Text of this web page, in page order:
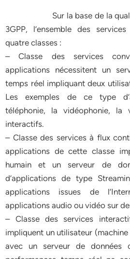
Sur la base de la qualité
3GPP, l’ensemble des
quatre classes :
– Classe des services
applications nécessitent un
temps réel impliquant deux
Les exemples de ce type
téléphonie, la vidéophonie,
interactifs.
– Classe des services à flux
applications de cette classe
humain et un serveur de
d’applications de type
applications issues de
applications audio ou vidéo sur
– Classe des services
impliquent un utilisateur
avec un serveur de données